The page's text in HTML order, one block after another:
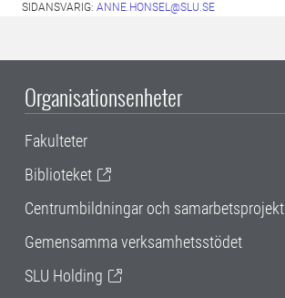
SIDANSVARIG: ANNE.HONSEL@SLU.SE
Organisationsenheter
Fakulteter
Biblioteket
Centrumbildningar och samarbetsprojekt
Gemensamma verksamhetsstödet
SLU Holding